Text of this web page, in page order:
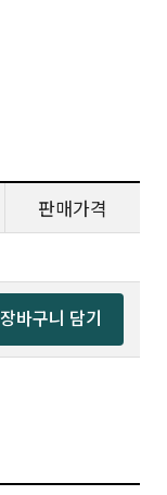
판매가격
장바구니 담기